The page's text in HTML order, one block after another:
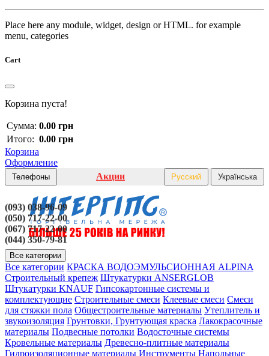
Place here any module, widget, design or HTML. for example
menu, categories
Cart
Корзина пуста!
Сумма: 0.00 грн
Итого: 0.00 грн
Корзина
Оформление
Телефоны
(093) 038-96-09
(050) 717-22-00
(067) 717-22-00
(044) 350-79-81
Акции Русский Українська
Все категории
Все категории КРАСКА ВОДОЭМУЛЬСИОННАЯ ALPINA
Строительный крепеж Штукатурки ANSERGLOB
Штукатурки KNAUF Гипсокартонные системы и
комплектующие Строительные смеси Клеевые смеси Смеси
для стяжки пола Общестроительные материалы Утеплитель и
звукоизоляция Грунтовки, Грунтующая краска Лакокрасочные
материалы Подвесные потолки Водосточные системы
Кровельные материалы Древесно-плитные материалы
Гидроизоляционные материалы Инструменты Напольные